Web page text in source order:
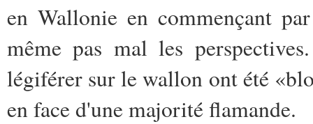
en Wallonie en commençant
même pas mal les
légiférer sur le wallon ont été
en face d'une majorité flamande.